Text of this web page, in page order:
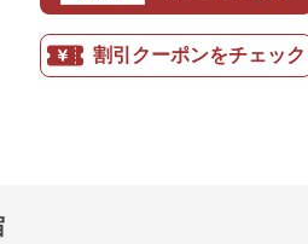
割引クーポンをチェック